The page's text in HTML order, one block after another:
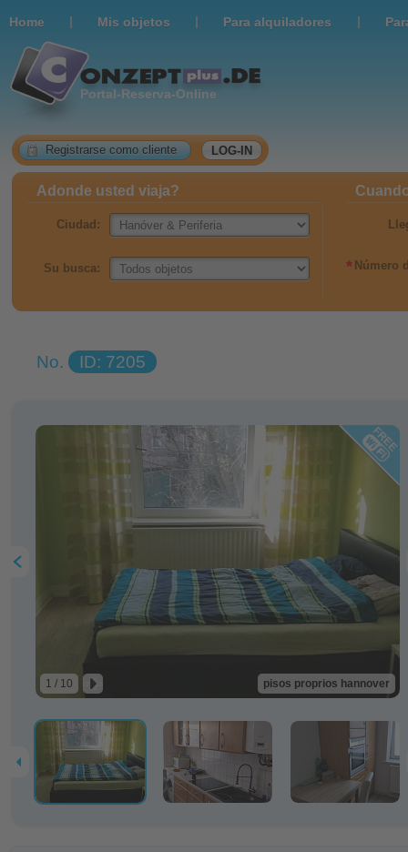
Home | Мis objetos | Para alquiladores |
Portal-Reserva-Online
Registrarse como cliente LOG-IN
Adonde usted viaja?
Ciudad:
Su busca: Número
*
No. ID: 7205
pisos proprios hannover
1 / 10